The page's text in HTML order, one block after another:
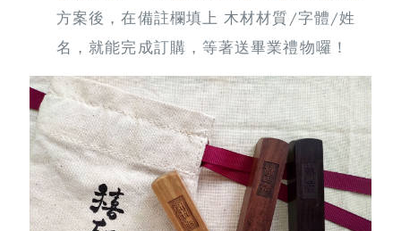
方案後，在備註欄填上 木材材質/字體/姓
名，就能完成訂購，等著送畢業禮物囉！